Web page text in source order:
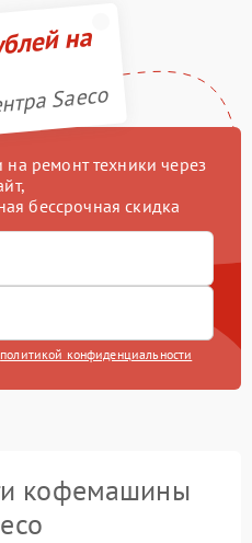
на
Saeco
ремонт техники через
бессрочная скидка
политикой конфиденциальности
кофемашины